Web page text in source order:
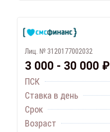
Лиц. № 3120177002032
3 000 - 30 000 ₽
ПСК
Ставка в день
Срок
Возраст